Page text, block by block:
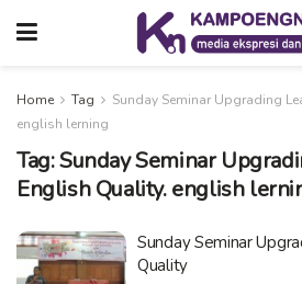
Home Tag
Sunday Seminar Upgrading
english lerning
Tag:Sunday Seminar
English Quality. english
Sunday Seminar
Quality